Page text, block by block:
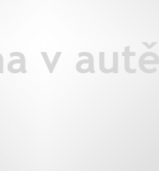
Auto mého srdce 2026